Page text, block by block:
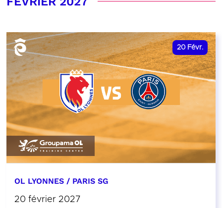
20 Févr.
OL LYONNES / PARIS SG
20 février 2027